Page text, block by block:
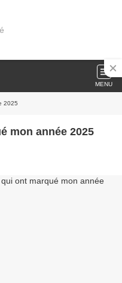
MENU
2025
mon année 2025